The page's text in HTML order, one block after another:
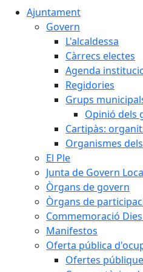
Ajuntament
Govern
L'alcaldessa
Càrrecs electes
Agenda
Regidories
Grups
Opinió dels
Cartipàs:
Organismes
El Ple
Junta de Govern
Òrgans de govern
Òrgans de
Commemoració
Manifestos
Oferta pública
Ofertes